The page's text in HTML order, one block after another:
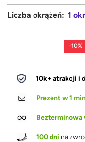
Liczba okrążeń: 1
-10%
10k+ atrakcji i
Prezent w 1
Bezterminowa
100 dni na